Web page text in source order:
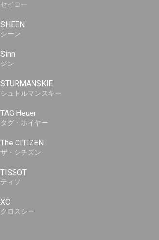
セイコー
SHEEN
シーン
Sinn
ジン
STURMANSKIE
シュトルマンスキー
TAG Heuer
タグ・ホイヤー
The CITIZEN
ザ・シチズン
TISSOT
ティソ
XC
クロスシー